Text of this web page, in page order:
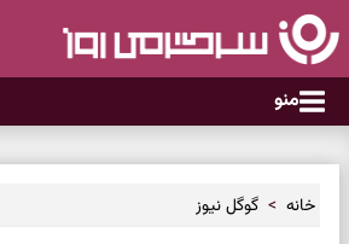
منو
خانه گوگل نیوز